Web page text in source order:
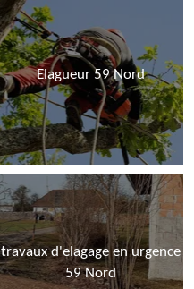
Elagueur 59 Nord
travaux d'elagage en urgence
59 Nord